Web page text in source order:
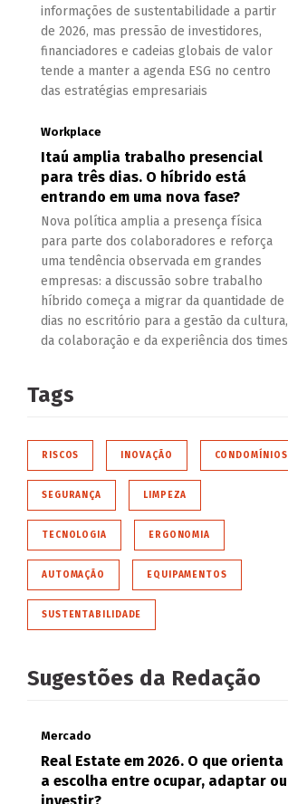
informações de sustentabilidade a partir
de 2026, mas pressão de investidores,
financiadores e cadeias globais de valor
tende a manter a agenda ESG no centro
das estratégias empresariais
Workplace
Itaú amplia trabalho presencial
para três dias. O híbrido está
entrando em uma nova fase?
Nova política amplia a presença física
para parte dos colaboradores e reforça
uma tendência observada em grandes
empresas: a discussão sobre trabalho
híbrido começa a migrar da quantidade de
dias no escritório para a gestão da cultura,
da colaboração e da experiência dos times
Tags
RISCOS INOVAÇÃO CONDOMÍNIOS
SEGURANÇA LIMPEZA
TECNOLOGIA ERGONOMIA
AUTOMAÇÃO EQUIPAMENTOS
SUSTENTABILIDADE
Sugestões da Redação
Mercado
Real Estate em 2026. O que orienta
a escolha entre ocupar, adaptar ou
investir?